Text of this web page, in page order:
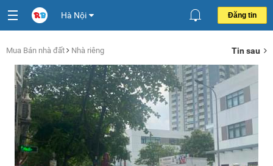
Hà Nội Đăng tin
Mua Bán nhà đất Nhà riêng Tin sau